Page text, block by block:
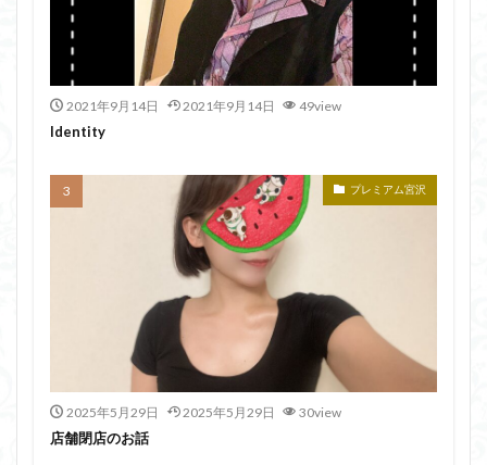
2021年9月14日 2021年9月14日 49view
Identity
プレミアム宮沢
2025年5月29日 2025年5月29日 30view
店舗閉店のお話